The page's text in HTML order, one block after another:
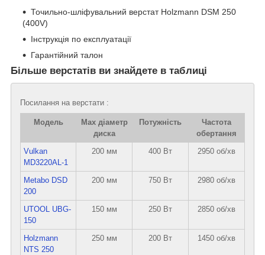
Точильно-шліфувальний верстат Holzmann DSM 250
(400V)
Інструкція по експлуатації
Гарантійний талон
Більше верстатів ви знайдете в таблиці
Посилання на верстати :
Модель
Max діаметр
диска
Потужність
Частота
обертання
Vulkan
MD3220AL-1
200 мм 400 Вт 2950 об/хв
Metabo DSD
200
200 мм 750 Вт 2980 об/хв
UTOOL UBG-
150
150 мм 250 Вт 2850 об/хв
Holzmann
NTS 250
250 мм 200 Вт 1450 об/хв